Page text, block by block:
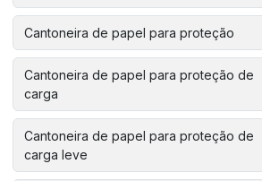
Cantoneira de papel para proteção
Cantoneira de papel para proteção de
carga
Cantoneira de papel para proteção de
carga leve